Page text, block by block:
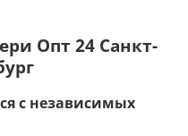
Опт 24 Санкт-
с независимых